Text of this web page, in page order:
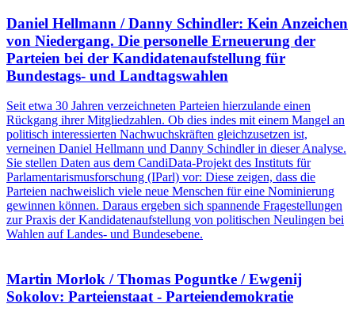
Daniel Hellmann / Danny Schindler: Kein Anzeichen
von Niedergang. Die personelle Erneuerung der
Parteien bei der Kandidatenaufstellung für
Bundestags- und Landtagswahlen
Seit etwa 30 Jahren verzeichneten Parteien hierzulande einen
Rückgang ihrer Mitgliedzahlen. Ob dies indes mit einem Mangel an
politisch interessierten Nachwuchskräften gleichzusetzen ist,
verneinen Daniel Hellmann und Danny Schindler in dieser Analyse.
Sie stellen Daten aus dem CandiData-Projekt des Instituts für
Parlamentarismusforschung (IParl) vor: Diese zeigen, dass die
Parteien nachweislich viele neue Menschen für eine Nominierung
gewinnen können. Daraus ergeben sich spannende Fragestellungen
zur Praxis der Kandidatenaufstellung von politischen Neulingen bei
Wahlen auf Landes- und Bundesebene.
Martin Morlok / Thomas Poguntke / Ewgenij
Sokolov: Parteienstaat - Parteiendemokratie